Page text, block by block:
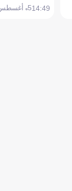
14:495 أغسطس 2026